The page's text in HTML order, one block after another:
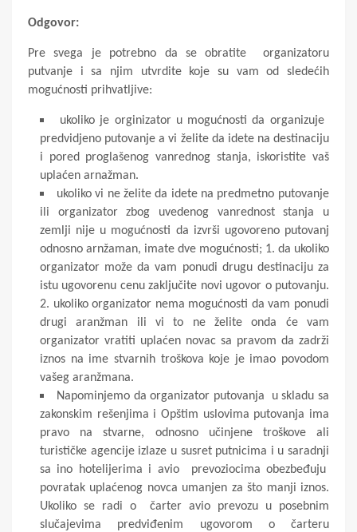
Odgovor:
Pre svega je potrebno da se obratite organizatoru
putvanje i sa njim utvrdite koje su vam od sledećih
mogućnosti prihvatljive:
ukoliko je orginizator u mogućnosti da organizuje
predvidjeno putovanje a vi želite da idete na destinaciju
i pored proglašenog vanrednog stanja, iskoristite vaš
uplaćen arnažman.
ukoliko vi ne želite da idete na predmetno putovanje
ili organizator zbog uvedenog vanrednost stanja u
zemlji nije u mogućnosti da izvrši ugovoreno putovanj
odnosno arnžaman, imate dve mogućnosti; 1. da ukoliko
organizator može da vam ponudi drugu destinaciju za
istu ugovorenu cenu zaključite novi ugovor o putovanju.
2. ukoliko organizator nema mogućnosti da vam ponudi
drugi aranžman ili vi to ne želite onda će vam
organizator vratiti uplaćen novac sa pravom da zadrži
iznos na ime stvarnih troškova koje je imao povodom
vašeg aranžmana.
Napominjemo da organizator putovanja u skladu sa
zakonskim rešenjima i Opštim uslovima putovanja ima
pravo na stvarne, odnosno učinjene troškove ali
turističke agencije izlaze u susret putnicima i u saradnji
sa ino hotelijerima i avio prevoziocima obezbeđuju
povratak uplaćenog novca umanjen za što manji iznos.
Ukoliko se radi o čarter avio prevozu u posebnim
slučajevima predviđenim ugovorom o čarteru